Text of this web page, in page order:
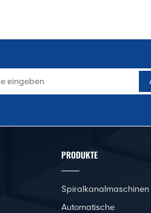
PRODUKTE
Spiralkanalmaschinen
Automatische